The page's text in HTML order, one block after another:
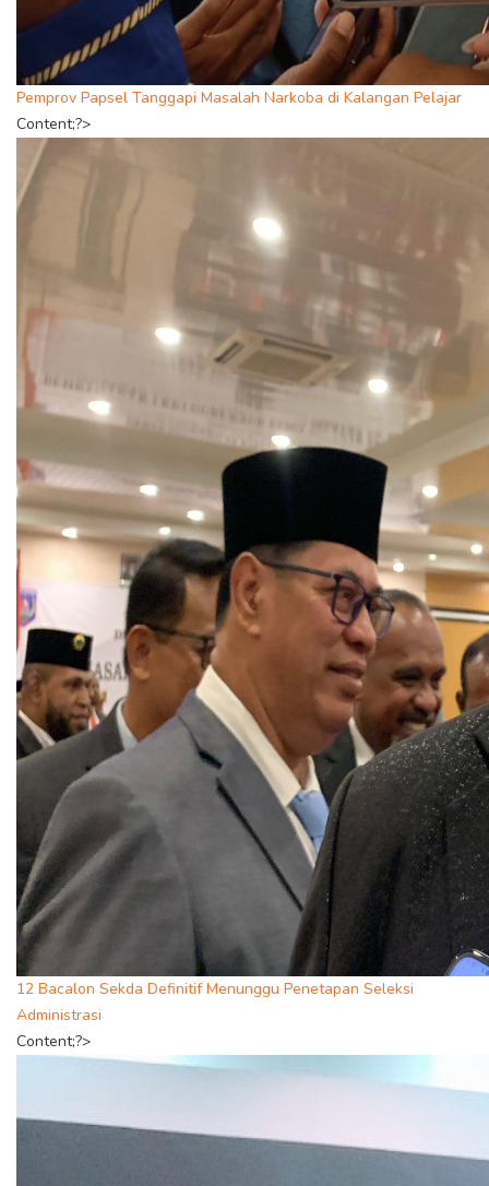
Pemprov Papsel Tanggapi Masalah Narkoba di Kalangan Pelajar
Content;?>
12 Bacalon Sekda Definitif Menunggu Penetapan Seleksi
Administrasi
Content;?>